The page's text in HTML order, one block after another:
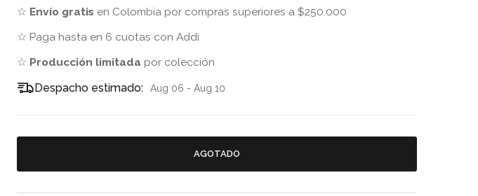
☆ Envío gratis en Colombia por compras superiores a $250.000
☆ Paga hasta en 6 cuotas con Addi
☆ Producción limitada por colección
Despacho estimado:
Aug 06 - Aug 10
AGOTADO